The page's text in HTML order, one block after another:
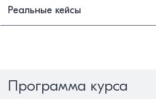
Реальные кейсы
Программа курса